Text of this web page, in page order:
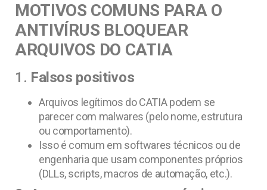
MOTIVOS COMUNS PARA O
ANTIVÍRUS BLOQUEAR
ARQUIVOS DO CATIA
1. Falsos positivos
Arquivos legítimos do CATIA podem se
parecer com malwares (pelo nome, estrutura
ou comportamento).
Isso é comum em softwares técnicos ou de
engenharia que usam componentes próprios
(DLLs, scripts, macros de automação, etc.).